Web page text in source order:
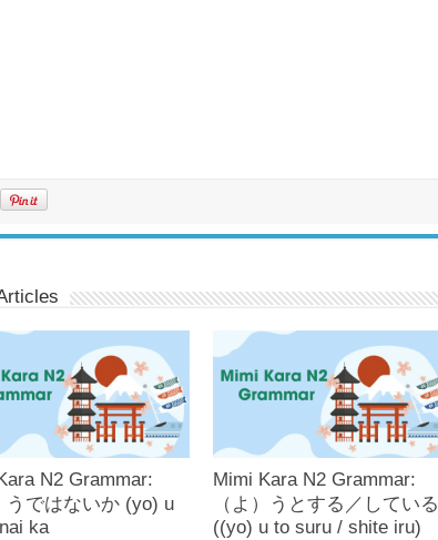
N2 Grammar:
うではないか (yo) u
ka
Mimi Kara N2 Grammar:
（よ）うとする／している
((yo) u to suru / shite iru)